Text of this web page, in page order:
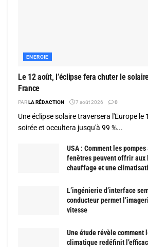
ENERGIE
Le 12 août, l’éclipse fera chuter le
France
PARLA RÉDACTION 7 août 2026 0
Une éclipse solaire traversera l'Europe le
soirée et occultera jusqu'à 99 %...
USA : Comment les
fenêtres peuvent offrir aux
chauffage et une
L’ingénierie d’interface
conducteur permet
vitesse
Une étude révèle comment
climatique redéfinit